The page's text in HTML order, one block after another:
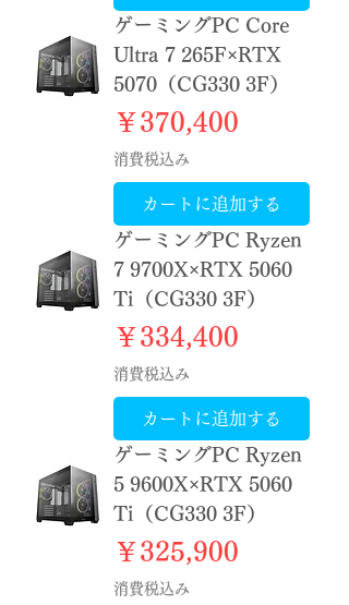
ゲーミングPC Core
Ultra 7 265F×RTX
5070（CG330 3F）
価格
￥370,400
消費税込み
カートに追加する
ゲーミングPC Ryzen
7 9700X×RTX 5060
Ti（CG330 3F）
価格
￥334,400
消費税込み
カートに追加する
ゲーミングPC Ryzen
5 9600X×RTX 5060
Ti（CG330 3F）
価格
￥325,900
消費税込み